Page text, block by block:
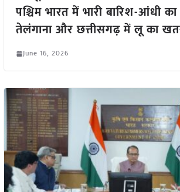
पश्चिम भारत में भारी बारिश-आंधी
तेलंगाना और छत्तीसगढ़ में लू का
June 16, 2026